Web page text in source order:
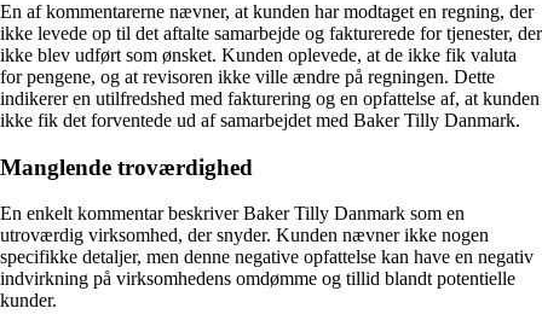
En af kommentarerne nævner, at kunden har modtaget en regning, der
ikke levede op til det aftalte samarbejde og fakturerede for tjenester, der
ikke blev udført som ønsket. Kunden oplevede, at de ikke fik valuta
for pengene, og at revisoren ikke ville ændre på regningen. Dette
indikerer en utilfredshed med fakturering og en opfattelse af, at kunden
ikke fik det forventede ud af samarbejdet med Baker Tilly Danmark.
Manglende troværdighed
En enkelt kommentar beskriver Baker Tilly Danmark som en
utroværdig virksomhed, der snyder. Kunden nævner ikke nogen
specifikke detaljer, men denne negative opfattelse kan have en negativ
indvirkning på virksomhedens omdømme og tillid blandt potentielle
kunder.